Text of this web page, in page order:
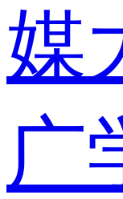
媒
广